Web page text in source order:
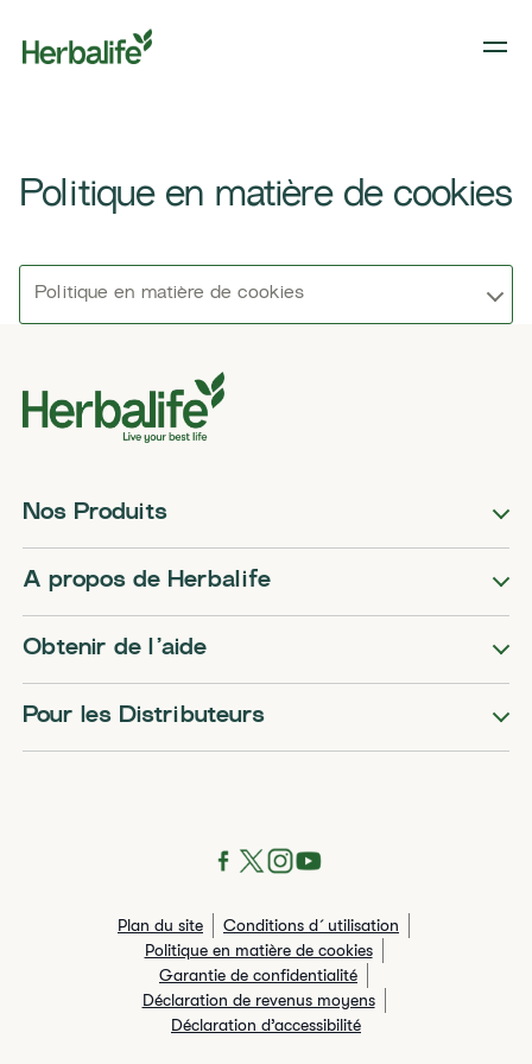
Politique en matière de cookies
Politique en matière de cookies
Nos Produits
A propos de Herbalife
Obtenir de l’aide
Pour les Distributeurs
Plan du site
Conditions d´utilisation
Politique en matière de cookies
Garantie de confidentialité
Déclaration de revenus moyens
Déclaration d’accessibilité